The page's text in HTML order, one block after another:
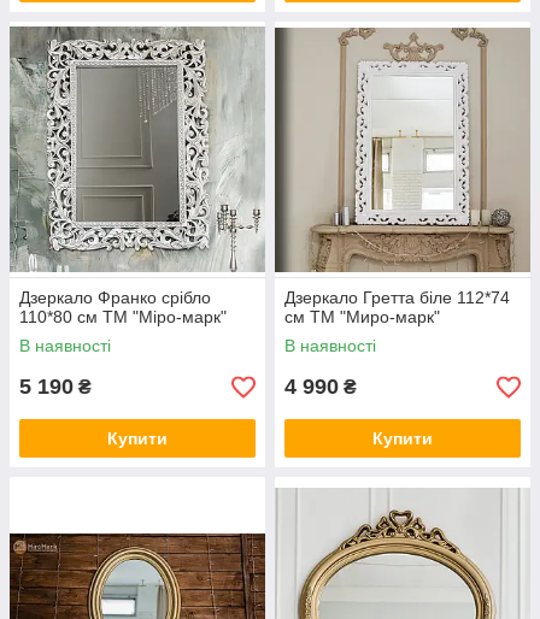
Дзеркало Франко срібло
110*80 см ТМ "Міро-марк"
В наявності
5 190 ₴
Купити
Дзеркало Гретта біле 112*74
см ТМ "Миро-марк"
В наявності
4 990 ₴
Купити